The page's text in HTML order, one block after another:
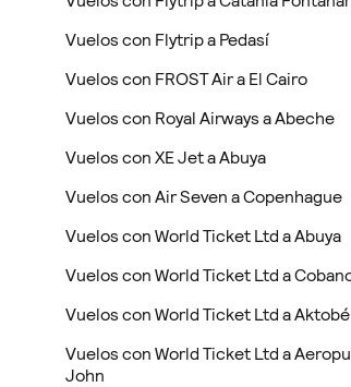
Vuelos con Flytrip a Pedasí
Vuelos con FROST Air a El Cairo
Vuelos con Royal Airways a Abeche
Vuelos con XE Jet a Abuya
Vuelos con Air Seven a Copenhague
Vuelos con World Ticket Ltd a Abuya
Vuelos con World Ticket Ltd a
Vuelos con World Ticket Ltd a Aktobé
Vuelos con World Ticket Ltd a
John